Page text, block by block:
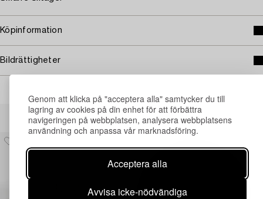
Genom att klicka på "acceptera alla" samtycker du till
lagring av cookies på din enhet för att förbättra
navigeringen på webbplatsen, analysera webbplatsens
användning och anpassa vår marknadsföring.
Acceptera alla
Avvisa icke-nödvändiga
Köpinformation
Bildrättigheter
Andra har även tittat på